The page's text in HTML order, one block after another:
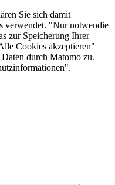
Sie sich damit
verwendet. "Nur notwendie
zur Speicherung Ihrer
Cookies akzeptieren"
durch Matomo zu.